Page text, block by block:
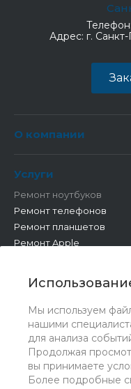
Мы используем
нашими
для анализа
Продолжая
вы принимаете
Более подробные
Телефон:
Адрес: г.
О компании
Услуги
Ремонт ноутбуков
Ремонт телефонов
Ремонт планшетов
Ремонт Apple